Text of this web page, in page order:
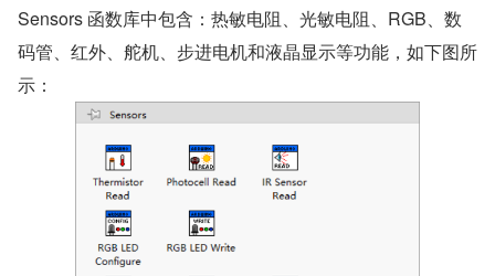
Sensors 函数库中包含：热敏电阻、光敏电阻、RGB、数
码管、红外、舵机、步进电机和液晶显示等功能，如下图所
示：